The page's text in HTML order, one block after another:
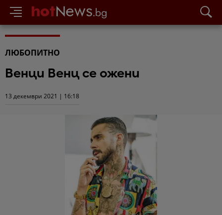
ЛЮБОПИТНО
Венци Венц се ожени
13 декември 2021 | 16:18